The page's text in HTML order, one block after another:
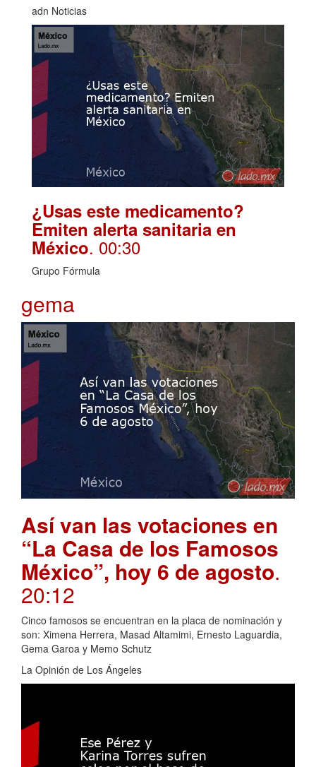
adn Noticias
¿Usas este medicamento?
Emiten alerta sanitaria en
México. 00:30
Grupo Fórmula
gema
Así van las votaciones en
“La Casa de los Famosos
México”, hoy 6 de agosto.
20:12
Cinco famosos se encuentran en la placa de nominación y
son: Ximena Herrera, Masad Altamimi, Ernesto Laguardia,
Gema Garoa y Memo Schutz
La Opinión de Los Ángeles